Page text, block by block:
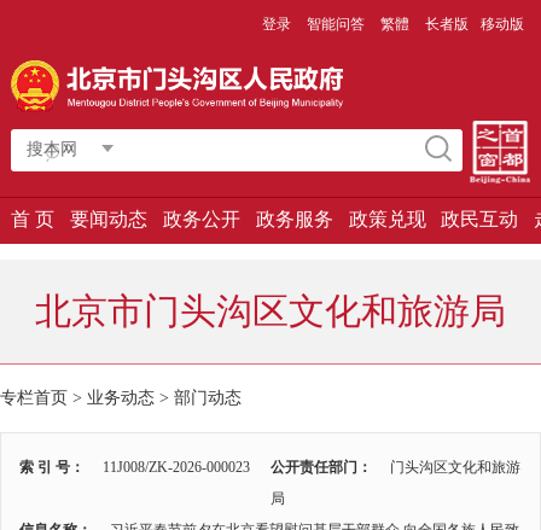
登录 智能问答 繁體 长者版 移动版
搜本网
首 页 要闻动态 政务公开 政务服务 政策兑现 政民互动
北京市门头沟区文化和旅游局
专栏首页 > 业务动态 > 部门动态
索 引 号： 11J008/ZK-2026-000023 公开责任部门：
门头沟区文化和旅游
局